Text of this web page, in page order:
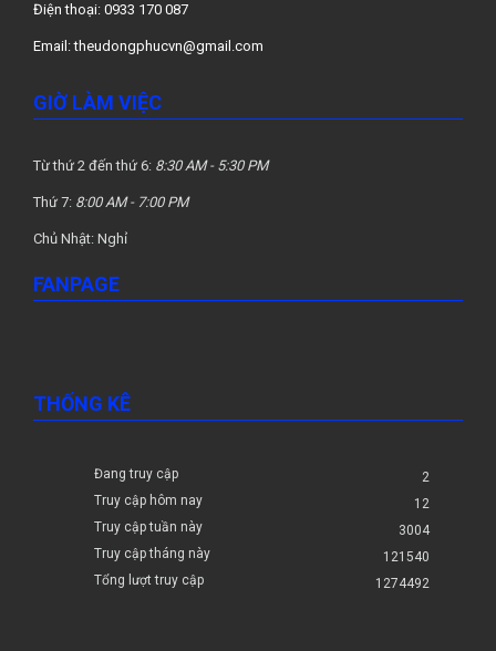
Điện thoại: 0933 170 087
Email:theudongphucvn@gmail.com
GIỜ LÀM VIỆC
Từ thứ 2 đến thứ 6: 8:30 AM - 5:30 PM
Thứ 7: 8:00 AM - 7:00 PM
Chủ Nhật: Nghỉ
FANPAGE
THỐNG KÊ
Đang truy cập
2
Truy cập hôm nay
12
Truy cập tuần này
3004
Truy cập tháng này
121540
Tổng lượt truy cập
1274492